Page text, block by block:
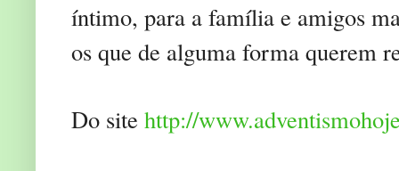
íntimo, para a família e amigos
os que de alguma forma querem
Do site http://